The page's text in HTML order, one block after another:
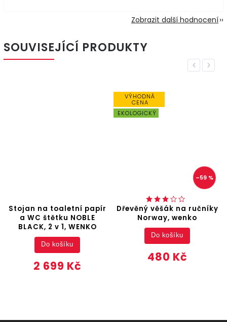
Zobrazit další hodnocení
SOUVISEJÍCÍ PRODUKTY
Previous
Stojan na toaletní papír
a WC štětku NOBLE
BLACK, 2 v 1, WENKO
2 699 Kč
Do košíku
VÝHODNÁ
CENA
EKOLOGICKÝ
–59 %
Dřevěný věšák na ručníky
Norway, wenko
480 Kč
Do košíku
Next